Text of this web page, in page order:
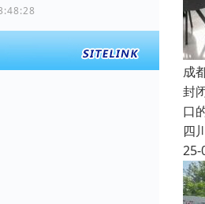
成
封
口
四
25-